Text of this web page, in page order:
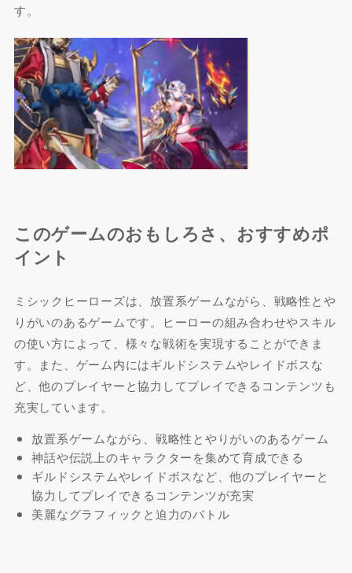
す。
このゲームのおもしろさ、おすすめポ
イント
ミシックヒーローズは、放置系ゲームながら、戦略性とや
りがいのあるゲームです。ヒーローの組み合わせやスキル
の使い方によって、様々な戦術を実現することができま
す。また、ゲーム内にはギルドシステムやレイドボスな
ど、他のプレイヤーと協力してプレイできるコンテンツも
充実しています。
放置系ゲームながら、戦略性とやりがいのあるゲーム
神話や伝説上のキャラクターを集めて育成できる
ギルドシステムやレイドボスなど、他のプレイヤーと
協力してプレイできるコンテンツが充実
美麗なグラフィックと迫力のバトル